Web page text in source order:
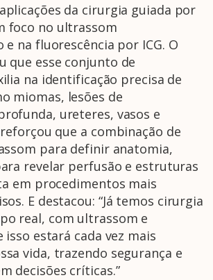
da cirurgia guiada por
foco no ultrassom
na fluorescência por ICG. O
que esse conjunto de
na identificação precisa de
miomas, lesões de
ureteres, vasos e
que a combinação de
para definir anatomia,
revelar perfusão e estruturas
em procedimentos mais
E destacou: “Já temos cirurgia
real, com ultrassom e
isso estará cada vez mais
vida, trazendo segurança e
decisões críticas.”